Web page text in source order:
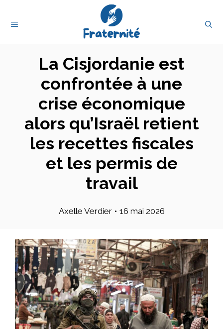
MENU
La Cisjordanie est
confrontée à une
crise économique
alors qu’Israël retient
les recettes fiscales
et les permis de
travail
Axelle Verdier • 16 mai 2026